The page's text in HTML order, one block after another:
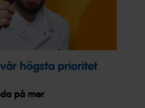
högsta prioritet
på mer